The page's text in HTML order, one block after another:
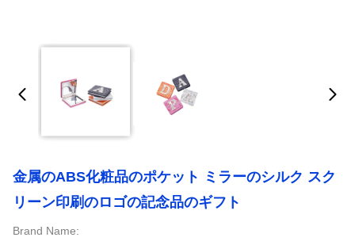
金属のABS化粧品のポケット ミラーのシルク スク
リーン印刷のロゴの記念品のギフト
Brand Name: